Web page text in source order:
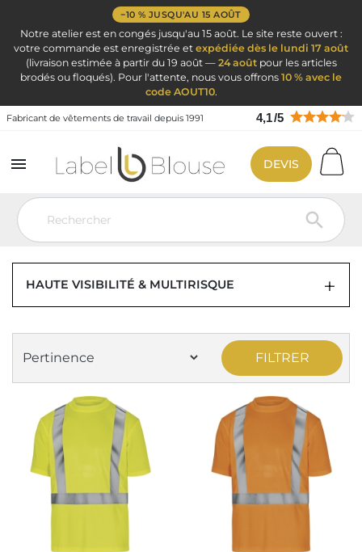
−10 % JUSQU'AU 15 AOÛT
Notre atelier est en congés jusqu'au 15 août. Le site reste ouvert :
votre commande est enregistrée et expédiée dès le lundi 17 août
(livraison estimée à partir du 19 août — 24 aoûtpour les articles
brodés ou floqués). Pour l'attente, nous vous offrons 10 % avec le
code AOUT10.
Fabricant de vêtements de travail depuis 1991 4,1/5


DEVIS
Vêtement de travail Vêtement de travail
Vêtement haute visibilité
POLO HAUTE VISIBILITÉ POUR HOMME
ET POUR FEMME
HAUTE VISIBILITÉ & MULTIRISQUE
FILTRER